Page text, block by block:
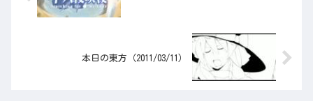
本日の東方（2011/03/11）